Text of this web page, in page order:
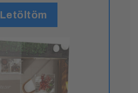
Letöltöm